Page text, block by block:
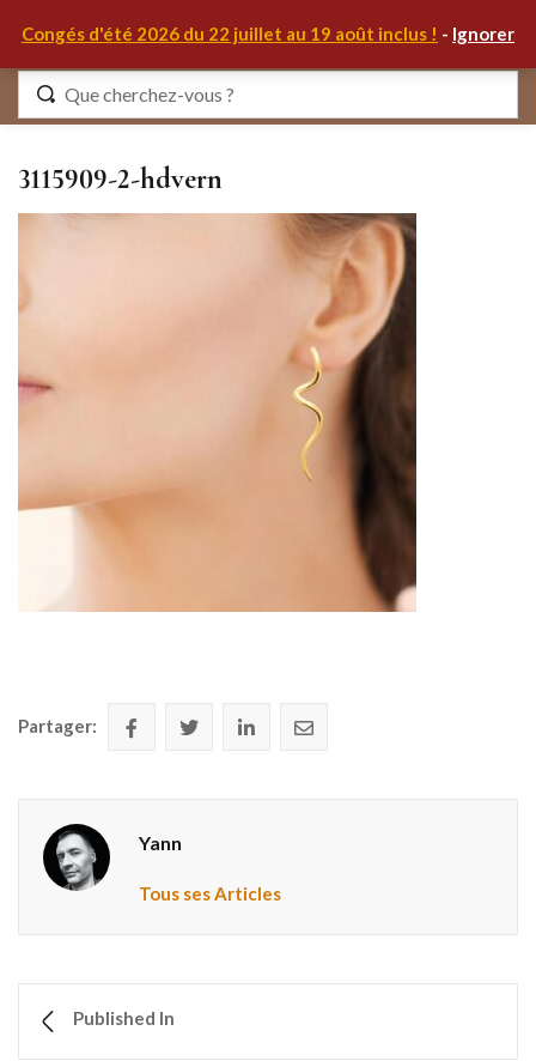
Congés d'été 2026 du 22 juillet au 19 août inclus ! - Ignorer
3115909-2-hdvern
Partager:
Yann
Tous ses Articles
Published In
Identifiez-vous
Mot de passe oublié ?
S'IDENTIFIER
MON COMPTE